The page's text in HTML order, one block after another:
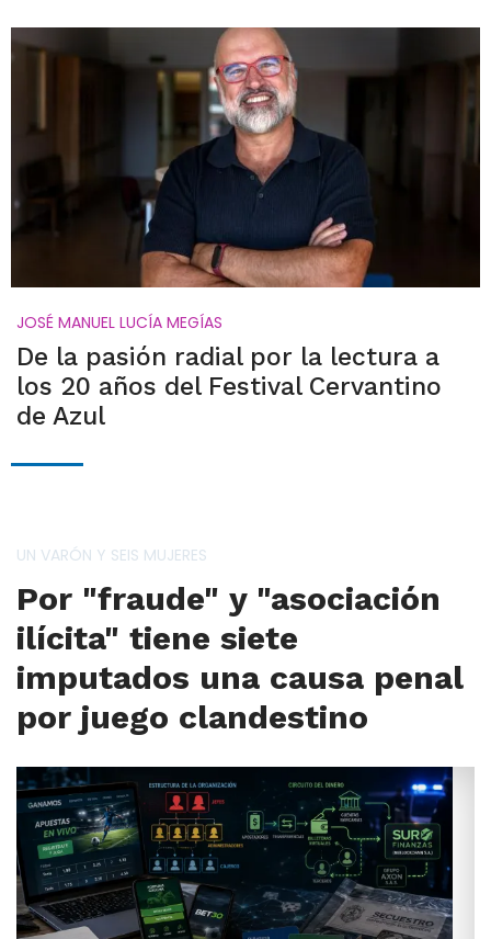
JOSÉ MANUEL LUCÍA MEGÍAS
De la pasión radial por la lectura a
los 20 años del Festival Cervantino
de Azul
UN VARÓN Y SEIS MUJERES
Por "fraude" y "asociación
ilícita" tiene siete
imputados una causa penal
por juego clandestino